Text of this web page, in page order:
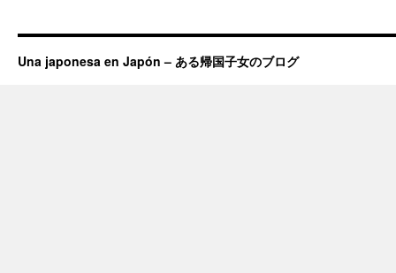
Una japonesa en Japón – ある帰国子女のブログ